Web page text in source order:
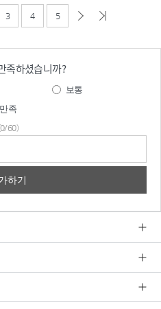
3 4 5
족하셨습니까?
보통
족
60)